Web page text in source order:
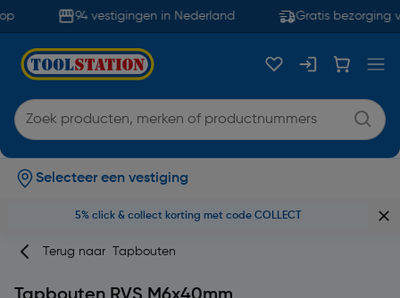
94 vestigingen in Nederland Gratis bezorging
Selecteer een vestiging
5% click & collect korting met code COLLECT
Terug naar Tapbouten